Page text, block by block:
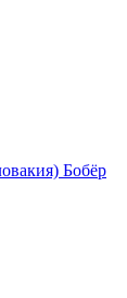
Бобёр